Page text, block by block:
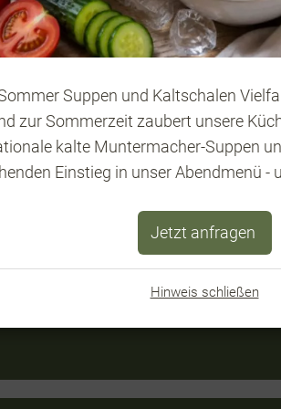
i.D.
Suppen und Kaltschalen
zur Sommerzeit zaubert unsere
kalte Muntermacher-Suppen
Einstieg in unser Abendmenü -
Jetzt anfragen
Hinweis schließen